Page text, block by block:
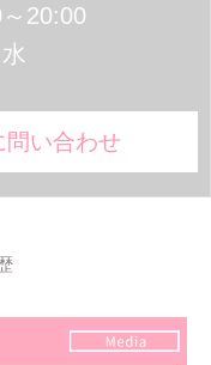
20:00
問い合わせ